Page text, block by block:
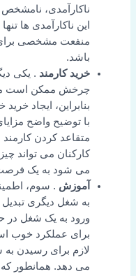
ناکارآمدی،
این ناکارآمدی ها
منفعت مشخصی
باشد.
خرید کارمند . یکی
چرخش ممکن است
بنابراین، ایجاد
با توضیح واضح
متقاعد کردن کارمند
کارکنان می تواند
می شود به یک فرصت
آموزش . سوم،
به شغل دیگری
ورود به یک شغل در
برای عملکرد خوب
لازم برای رسیدن
می دهد. همانطور که